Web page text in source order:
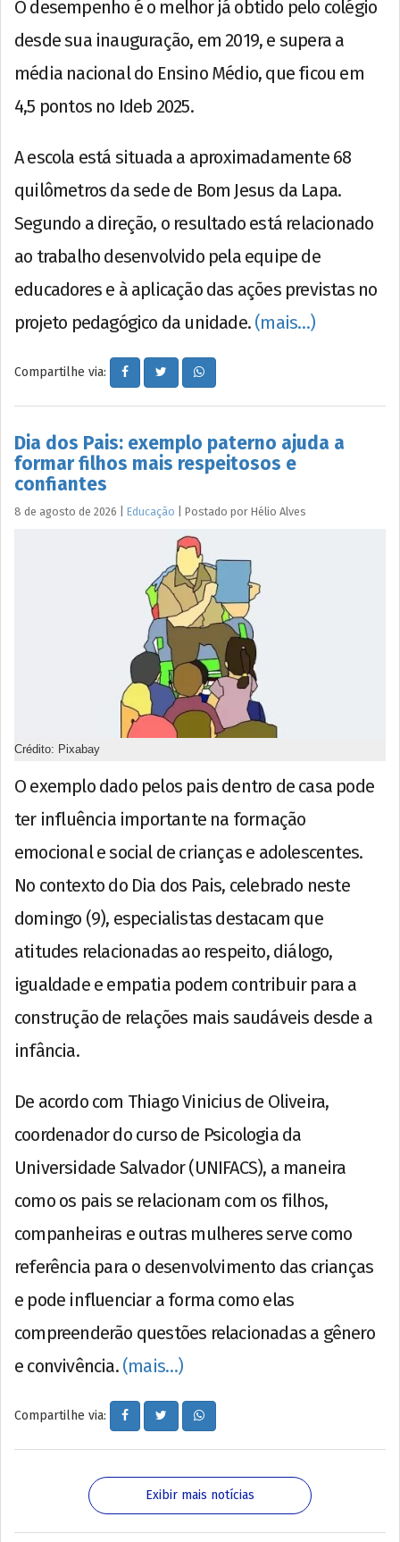
O desempenho é o melhor já obtido pelo colégio
desde sua inauguração, em 2019, e supera a
média nacional do Ensino Médio, que ficou em
4,5 pontos no Ideb 2025.
A escola está situada a aproximadamente 68
quilômetros da sede de Bom Jesus da Lapa.
Segundo a direção, o resultado está relacionado
ao trabalho desenvolvido pela equipe de
educadores e à aplicação das ações previstas no
projeto pedagógico da unidade. (mais…)
Compartilhe via:
Dia dos Pais: exemplo paterno ajuda a
formar filhos mais respeitosos e
confiantes
8 de agosto de 2026 Educação Postado por Hélio Alves
Crédito: Pixabay
O exemplo dado pelos pais dentro de casa pode
ter influência importante na formação
emocional e social de crianças e adolescentes.
No contexto do Dia dos Pais, celebrado neste
domingo (9), especialistas destacam que
atitudes relacionadas ao respeito, diálogo,
igualdade e empatia podem contribuir para a
construção de relações mais saudáveis desde a
infância.
De acordo com Thiago Vinicius de Oliveira,
coordenador do curso de Psicologia da
Universidade Salvador (UNIFACS), a maneira
como os pais se relacionam com os filhos,
companheiras e outras mulheres serve como
referência para o desenvolvimento das crianças
e pode influenciar a forma como elas
compreenderão questões relacionadas a gênero
e convivência. (mais…)
Compartilhe via:
Exibir mais notícias